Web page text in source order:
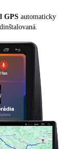
GPS automaticky